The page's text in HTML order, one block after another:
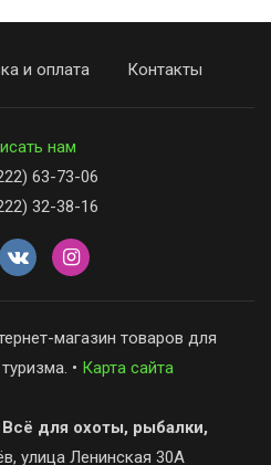
и оплата Контакты
нам
63-73-06
32-38-16
магазин товаров для
• Карта сайта
для охоты, рыбалки,
улица Ленинская 30А